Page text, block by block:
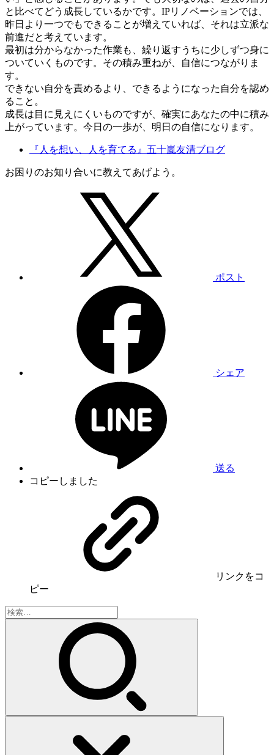
と比べてどう成長しているかです。IPリノベーションでは、
昨日より一つでもできることが増えていれば、それは立派な
前進だと考えています。
最初は分からなかった作業も、繰り返すうちに少しずつ身に
ついていくものです。その積み重ねが、自信につながりま
す。
できない自分を責めるより、できるようになった自分を認め
ること。
成長は目に見えにくいものですが、確実にあなたの中に積み
上がっています。今日の一歩が、明日の自信になります。
『人を想い、人を育てる』五十嵐友清ブログ
お困りのお知り合いに教えてあげよう。
ポスト
シェア
送る
コピーしました
リンク をコ
ピー
検
索: